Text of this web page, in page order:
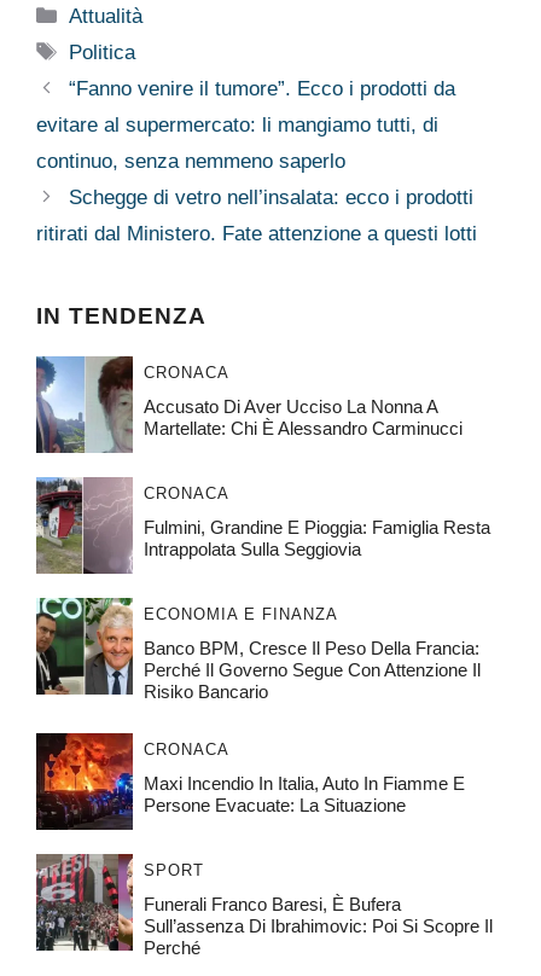
Categorie
Attualità
Tag
Politica
“Fanno venire il tumore”. Ecco i prodotti da
evitare al supermercato: li mangiamo tutti, di
continuo, senza nemmeno saperlo
Schegge di vetro nell’insalata: ecco i prodotti
ritirati dal Ministero. Fate attenzione a questi lotti
IN TENDENZA
CRONACA
Accusato Di Aver Ucciso La Nonna A
Martellate: Chi È Alessandro Carminucci
CRONACA
Fulmini, Grandine E Pioggia: Famiglia Resta
Intrappolata Sulla Seggiovia
ECONOMIA E FINANZA
Banco BPM, Cresce Il Peso Della Francia:
Perché Il Governo Segue Con Attenzione Il
Risiko Bancario
CRONACA
Maxi Incendio In Italia, Auto In Fiamme E
Persone Evacuate: La Situazione
SPORT
Funerali Franco Baresi, È Bufera
Sull’assenza Di Ibrahimovic: Poi Si Scopre Il
Perché